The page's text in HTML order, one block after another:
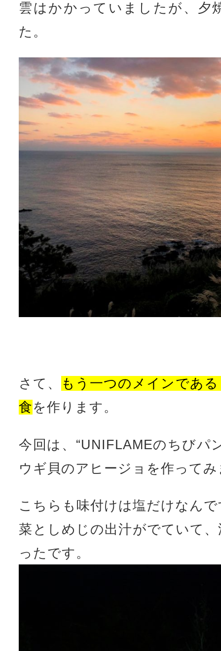
雲はかかっていましたが、夕
た。
さて、
もう一つのメインであ
食を作ります。
今回は、“UNIFLAMEのちびパ
ウギ貝のアヒージョを作って
こちらも味付けは塩だけなん
菜としめじの出汁がでていて
ったです。